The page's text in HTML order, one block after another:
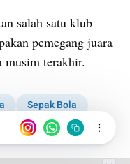
salah satu klub
pemegang juara
terakhir.
Sepak Bola